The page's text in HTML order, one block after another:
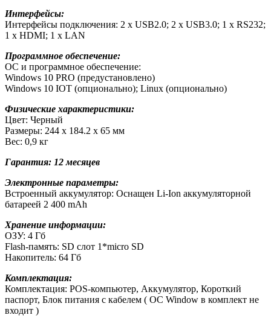
Интерфейсы:
Интерфейсы подключения: 2 х USB2.0; 2 х USB3.0; 1 х RS232;
1 х HDMI; 1 х LAN
Программное обеспечение:
ОС и программное обеспечение:
Windows 10 PRO (предустановлено)
Windows 10 IOT (опционально); Linux (опционально)
Физические характеристики:
Цвет: Черный
Размеры: 244 х 184.2 х 65 мм
Вес: 0,9 кг
Гарантия: 12 месяцев
Электронные параметры:
Встроенный аккумулятор: Оснащен Li-Ion аккумуляторной
батареей 2 400 mAh
Хранение информации:
ОЗУ: 4 Гб
Flash-память: SD слот 1*micro SD
Накопитель: 64 Гб
Комплектация:
Комплектация: POS-компьютер, Аккумулятор, Короткий
паспорт, Блок питания с кабелем ( ОС Window в комплект не
входит )